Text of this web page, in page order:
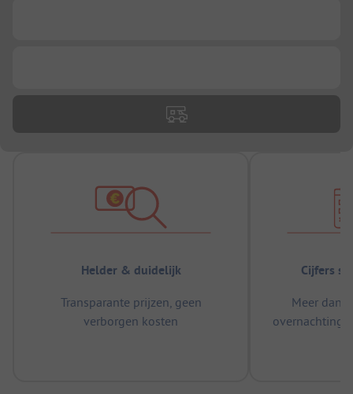
Helder & duidelijk
Transparante prijzen, geen
verborgen kosten
Cijfers
Meer dan